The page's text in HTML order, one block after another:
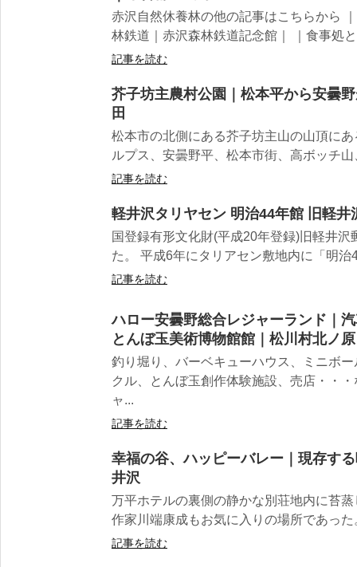
赤沢自然休養林の他の記事はこちらから
林鉄道｜赤沢森林鉄道記念館｜ ｜食事処
記事を読む
芥子坊主農村公園｜松本平から安曇
田
松本市の北側にある芥子坊主山の山頂に
ルプス、安曇野平、松本市街、高ボッチ
記事を読む
軽井沢タリヤセン 明治44年館 旧軽
国登録有形文化財(平成20年登録)旧軽井
た。 平成6年にタリアセン敷地内に「明治
記事を読む
ハロー安曇野総合レジャーランド｜
とんぼ玉美術博物館館｜松川村北ノ原
釣り堀り、バーベキューハウス、ミニボ
クル、とんぼ玉創作体験施設、売店・・
ャ...
記事を読む
幸福の谷、ハッピーバレー｜現存す
井沢
万平ホテルの裏側の静かな別荘地内に苔
作家川端康成もお気に入りの場所であっ
記事を読む